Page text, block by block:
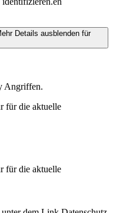
Details ausblenden für
Angriffen.
für die aktuelle
für die aktuelle